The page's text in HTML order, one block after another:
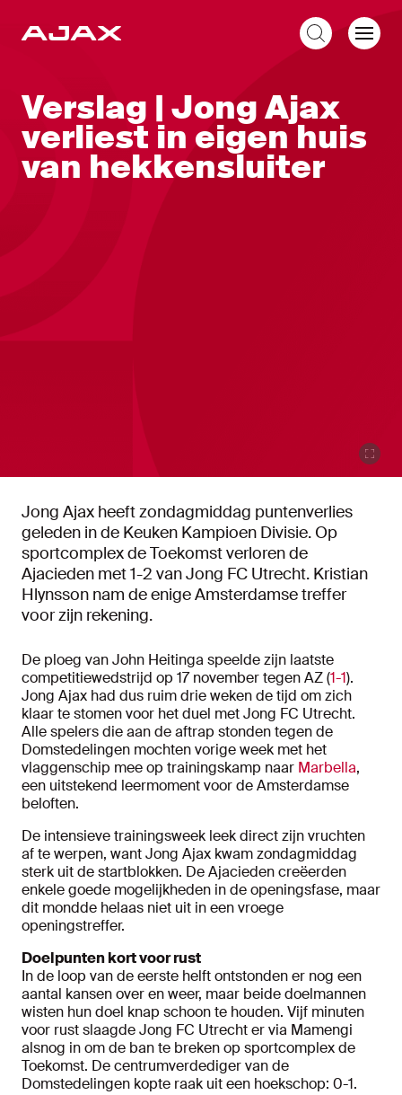
Verslag | Jong Ajax
verliest in eigen huis
van hekkensluiter
Jong Ajax heeft zondagmiddag puntenverlies
geleden in de Keuken Kampioen Divisie. Op
sportcomplex de Toekomst verloren de
Ajacieden met 1-2 van Jong FC Utrecht. Kristian
Hlynsson nam de enige Amsterdamse treffer
voor zijn rekening.
De ploeg van John Heitinga speelde zijn laatste
competitiewedstrijd op 17 november tegen AZ (1-1).
Jong Ajax had dus ruim drie weken de tijd om zich
klaar te stomen voor het duel met Jong FC Utrecht.
Alle spelers die aan de aftrap stonden tegen de
Domstedelingen mochten vorige week met het
vlaggenschip mee op trainingskamp naar Marbella,
een uitstekend leermoment voor de Amsterdamse
beloften.
De intensieve trainingsweek leek direct zijn vruchten
af te werpen, want Jong Ajax kwam zondagmiddag
sterk uit de startblokken. De Ajacieden creëerden
enkele goede mogelijkheden in de openingsfase, maar
dit mondde helaas niet uit in een vroege
openingstreffer.
Doelpunten kort voor rust
In de loop van de eerste helft ontstonden er nog een
aantal kansen over en weer, maar beide doelmannen
wisten hun doel knap schoon te houden. Vijf minuten
voor rust slaagde Jong FC Utrecht er via Mamengi
alsnog in om de ban te breken op sportcomplex de
Toekomst. De centrumverdediger van de
Domstedelingen kopte raak uit een hoekschop: 0-1.